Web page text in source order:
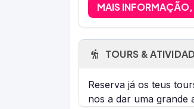
MAIS INFORMAÇÃO,
TOURS &
Reserva já os teus
nos a dar uma grande